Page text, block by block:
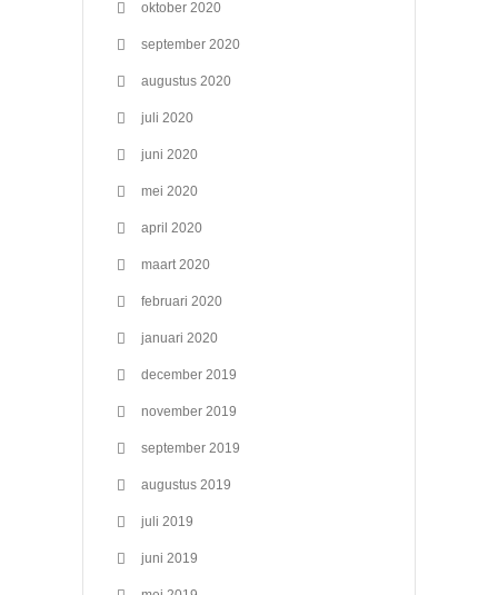
oktober 2020
september 2020
augustus 2020
juli 2020
juni 2020
mei 2020
april 2020
maart 2020
februari 2020
januari 2020
december 2019
november 2019
september 2019
augustus 2019
juli 2019
juni 2019